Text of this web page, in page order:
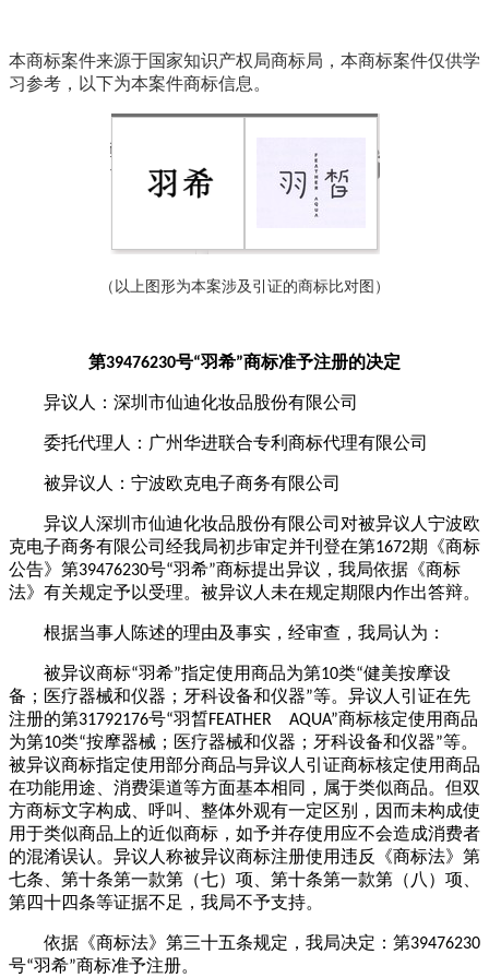
本商标案件来源于国家知识产权局商标局，本商标案件仅供学
习参考，以下为本案件商标信息。
（以上图形为本案涉及引证的商标比对图）
第39476230号“羽希”商标准予注册的决定
异议人：深圳市仙迪化妆品股份有限公司
委托代理人：广州华进联合专利商标代理有限公司
被异议人：宁波欧克电子商务有限公司
异议人深圳市仙迪化妆品股份有限公司对被异议人宁波欧
克电子商务有限公司经我局初步审定并刊登在第1672期《商标
公告》第39476230号“羽希”商标提出异议，我局依据《商标
法》有关规定予以受理。被异议人未在规定期限内作出答辩。
根据当事人陈述的理由及事实，经审查，我局认为：
被异议商标“羽希”指定使用商品为第10类“健美按摩设
备；医疗器械和仪器；牙科设备和仪器”等。异议人引证在先
注册的第31792176号“羽晳FEATHER AQUA”商标核定使用商品
为第10类“按摩器械；医疗器械和仪器；牙科设备和仪器”等。
被异议商标指定使用部分商品与异议人引证商标核定使用商品
在功能用途、消费渠道等方面基本相同，属于类似商品。但双
方商标文字构成、呼叫、整体外观有一定区别，因而未构成使
用于类似商品上的近似商标，如予并存使用应不会造成消费者
的混淆误认。异议人称被异议商标注册使用违反《商标法》第
七条、第十条第一款第（七）项、第十条第一款第（八）项、
第四十四条等证据不足，我局不予支持。
依据《商标法》第三十五条规定，我局决定：第39476230
号“羽希”商标准予注册。